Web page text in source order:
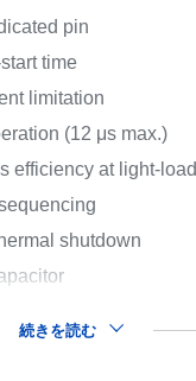
pin
time
limitation
(12 μs max.)
efficiency at light-load
shutdown
続きを読む